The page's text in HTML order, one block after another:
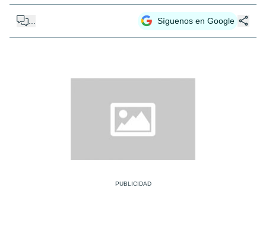
Síguenos en Google